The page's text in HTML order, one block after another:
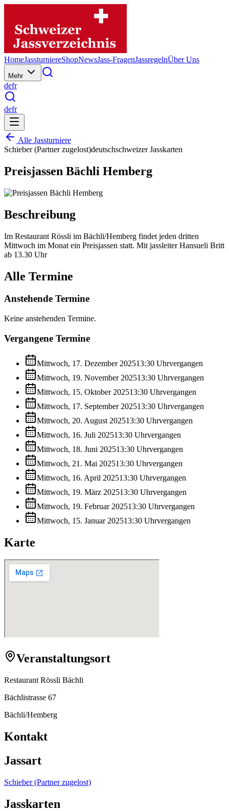
HomeJassturniereShopNewsJass-FragenJassregelnÜber Uns
Mehr
defr
defr
Alle Jassturniere
Schieber (Partner zugelost)deutschschweizer Jasskarten
Preisjassen Bächli Hemberg
Beschreibung
Im Restaurant Rössli im Bächli/Hemberg findet jeden dritten
Mittwoch im Monat ein Preisjassen statt. Mit jassleiter Hansueli Britt
ab 13.30 Uhr
Alle Termine
Anstehende Termine
Keine anstehenden Termine.
Vergangene Termine
Mittwoch, 17. Dezember 202513:30 Uhrvergangen
Mittwoch, 19. November 202513:30 Uhrvergangen
Mittwoch, 15. Oktober 202513:30 Uhrvergangen
Mittwoch, 17. September 202513:30 Uhrvergangen
Mittwoch, 20. August 202513:30 Uhrvergangen
Mittwoch, 16. Juli 202513:30 Uhrvergangen
Mittwoch, 18. Juni 202513:30 Uhrvergangen
Mittwoch, 21. Mai 202513:30 Uhrvergangen
Mittwoch, 16. April 202513:30 Uhrvergangen
Mittwoch, 19. März 202513:30 Uhrvergangen
Mittwoch, 19. Februar 202513:30 Uhrvergangen
Mittwoch, 15. Januar 202513:30 Uhrvergangen
Karte
Veranstaltungsort
Restaurant Rössli Bächli
Bächlistrasse 67
Bächli/Hemberg
Kontakt
Jassart
Schieber (Partner zugelost)
Jasskarten